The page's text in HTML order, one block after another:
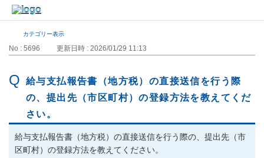
カテゴリー表示
No : 5696 更新日時 : 2026/01/29 11:13
給与支払報告書（地方税）の直接送信を行う際
の、提出先（市区町村）の登録方法を教えてくだ
さい。
給与支払報告書（地方税）の直接送信を行う際の、提出先（市
区町村）の登録方法を教えてください。